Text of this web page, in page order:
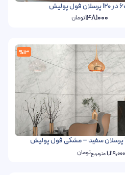
1481000تومان
%13
مترمربعتومان